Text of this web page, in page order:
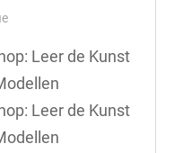
Leer de Kunst
Leer de Kunst